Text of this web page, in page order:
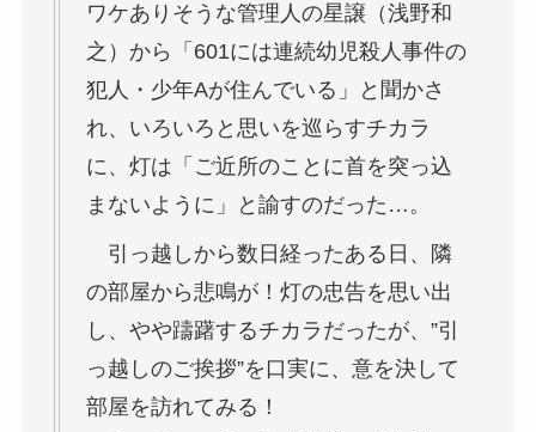
ワケありそうな管理人の星譲（浅野和
之）から「601には連続幼児殺人事件の
犯人・少年Aが住んでいる」と聞かさ
れ、いろいろと思いを巡らすチカラ
に、灯は「ご近所のことに首を突っ込
まないように」と諭すのだった…。
引っ越しから数日経ったある日、隣
の部屋から悲鳴が！灯の忠告を思い出
し、やや躊躇するチカラだったが、”引
っ越しのご挨拶”を口実に、意を決して
部屋を訪れてみる！